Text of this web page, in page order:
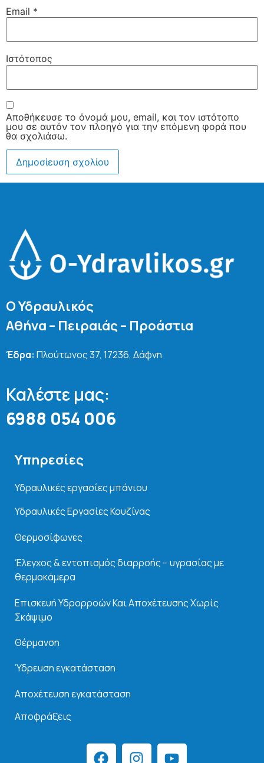
Email *
Ιστότοπος
Αποθήκευσε το όνομά μου, email, και τον ιστότοπο
μου σε αυτόν τον πλοηγό για την επόμενη φορά που
θα σχολιάσω.
Ο Υδραυλικός
Αθήνα – Πειραιάς – Προάστια
Έδρα: Πλούτωνος 37, 17236, Δάφνη
Καλέστε μας:
6988 054 006
Υπηρεσίες
Υδραυλικές εργασίες μπάνιου
Υδραυλικές Εργασίες Κουζίνας
Θερμοσίφωνες
Έλεγχος & εντοπισμός διαρροής – υγρασίας με
θερμοκάμερα
Επισκευή Υδρορροών ΚαιΑποχέτευσης Χωρίς
Σκάψιμο
Θέρμανση
Ύδρευση εγκατάσταση
Αποχέτευση εγκατάσταση
Αποφράξεις